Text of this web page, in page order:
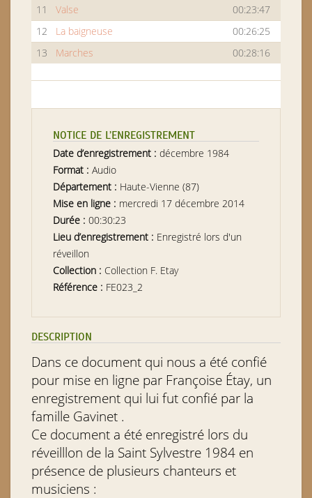
11
Valse
00:23:47
12
La baigneuse
00:26:25
13
Marches 00:28:16
NOTICE DE L’ENREGISTREMENT
Date d’enregistrement : décembre 1984
Format : Audio
Département : Haute-Vienne (87)
Mise en ligne : mercredi 17 décembre 2014
Durée : 00:30:23
Lieu d’enregistrement : Enregistré lors d'un
réveillon
Collection : Collection F. Etay
Référence : FE023_2
DESCRIPTION
Dans ce document qui nous a été confié
pour mise en ligne par Françoise Étay, un
enregistrement qui lui fut confié par la
famille Gavinet .
Ce document a été enregistré lors du
réveilllon de la Saint Sylvestre 1984 en
présence de plusieurs chanteurs et
musiciens :